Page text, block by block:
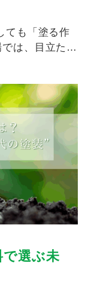
は、目立たな
選ぶ未